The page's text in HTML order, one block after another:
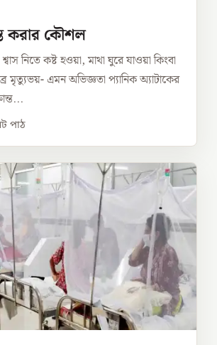
করার কৌশল
নিতে কষ্ট হওয়া, মাথা ঘুরে যাওয়া কিংবা
মৃত্যুভয়- এমন অভিজ্ঞতা প্যানিক অ্যাটাকের
পাঠ